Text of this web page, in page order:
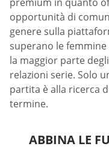
opportunità di
genere sulla
superano le
la maggior parte
relazioni serie. Solo
partita è alla ricerca
termine.
ABBINA LE